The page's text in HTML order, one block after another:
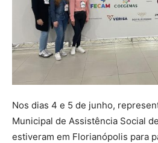
Nos dias 4 e 5 de junho,
Municipal de Assistência Social
estiveram em Florianópolis para